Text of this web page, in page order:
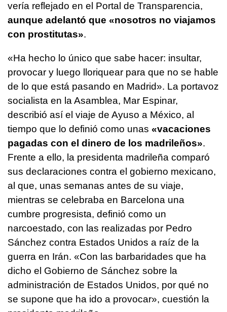
vería reflejado en el Portal de Transparencia,
aunque adelantó que «nosotros no viajamos
con prostitutas».
«Ha hecho lo único que sabe hacer: insultar,
provocar y luego lloriquear para que no se hable
de lo que está pasando en Madrid». La portavoz
socialista en la Asamblea, Mar Espinar,
describió así el viaje de Ayuso a México, al
tiempo que lo definió como unas «vacaciones
pagadas con el dinero de los madrileños».
Frente a ello, la presidenta madrileña comparó
sus declaraciones contra el gobierno mexicano,
al que, unas semanas antes de su viaje,
mientras se celebraba en Barcelona una
cumbre progresista, definió como un
narcoestado, con las realizadas por Pedro
Sánchez contra Estados Unidos a raíz de la
guerra en Irán. «Con las barbaridades que ha
dicho el Gobierno de Sánchez sobre la
administración de Estados Unidos, por qué no
se supone que ha ido a provocar», cuestión la